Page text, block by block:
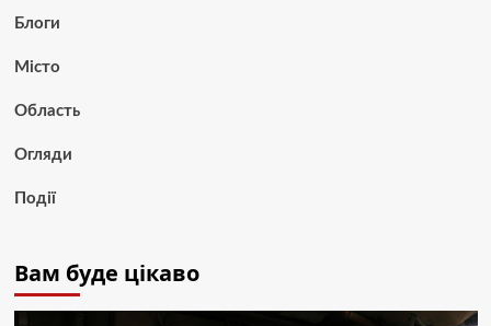
Блоги
Місто
Область
Огляди
Події
Вам буде цікаво